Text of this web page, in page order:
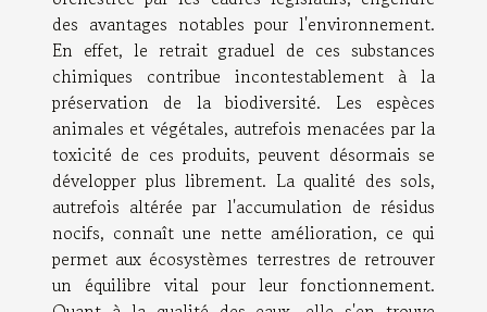
des avantages notables pour l'environnement.
En effet, le retrait graduel de ces substances
chimiques contribue incontestablement à la
préservation de la biodiversité. Les espèces
animales et végétales, autrefois menacées par la
toxicité de ces produits, peuvent désormais se
développer plus librement. La qualité des sols,
autrefois altérée par l'accumulation de résidus
nocifs, connaît une nette amélioration, ce qui
permet aux écosystèmes terrestres de retrouver
un équilibre vital pour leur fonctionnement.